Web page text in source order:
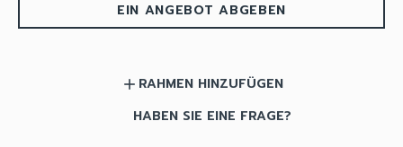
EIN ANGEBOT ABGEBEN
add RAHMEN HINZUFÜGEN
HABEN SIE EINE FRAGE?